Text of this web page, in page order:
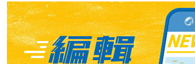
眾集會。在特定場合下，還可以暫時不執行部份法規
實施宵禁 、管制交通、徵用市民財產、隔離染病人員
發放救援藥物等。